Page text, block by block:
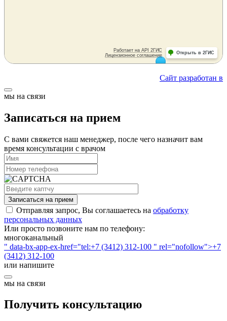
Сайт разработан в
мы на связи
Записаться на прием
С вами свяжется наш менеджер, после чего назначит вам
время консультации с врачом
Записаться на прием
Отправляя запрос, Вы соглашаетесь на обработку
персональных данных
Или просто позвоните нам по телефону:
многоканальный
" data-bx-app-ex-href="tel:+7 (3412) 312-100 " rel="nofollow">+7
(3412) 312-100
или напишите
мы на связи
Получить консультацию